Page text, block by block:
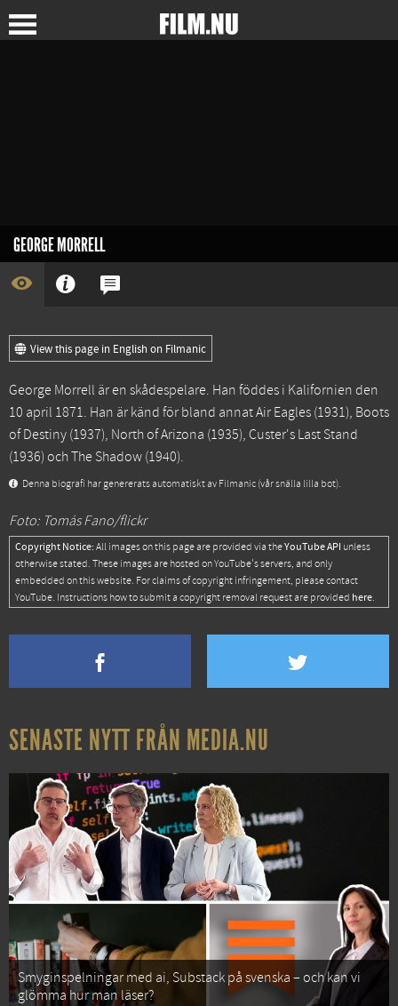
GEORGE MORRELL
View this page in English on Filmanic
George Morrell är en skådespelare. Han föddes i Kalifornien den
10 april 1871. Han är känd för bland annatAir Eagles (1931), Boots
of Destiny (1937), North of Arizona (1935), Custer's Last Stand
(1936) ochThe Shadow (1940).
Denna biografi har genererats automatiskt av Filmanic (vår snälla lilla bot).
Foto: Tomás Fano/flickr
Copyright Notice: All images on this page are provided via theYouTube API unless
otherwise stated. These images are hosted on YouTube's servers, and only
embedded on this website. For claims of copyright infringement, please contact
YouTube. Instructions how to submit a copyright removal request are provided here.
SENASTE NYTT FRÅN MEDIA.NU
Smyginspelningar med ai, Substack på svenska – och kan vi
glömma hur man läser?